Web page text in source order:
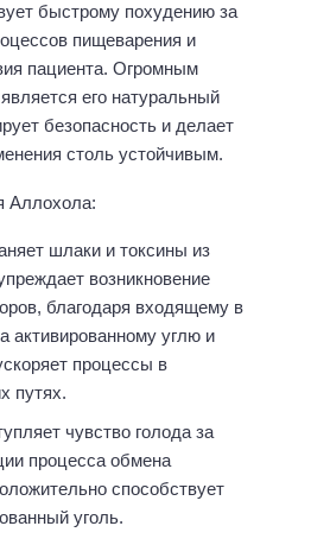
быстрому похудению за
пищеварения и
пациента. Огромным
его натуральный
безопасность и делает
столь устойчивым.
Аллохола:
шлаки и токсины из
возникновение
благодаря входящему в
активированному углю и
процессы в
путях.
чувство голода за
процесса обмена
способствует
уголь.